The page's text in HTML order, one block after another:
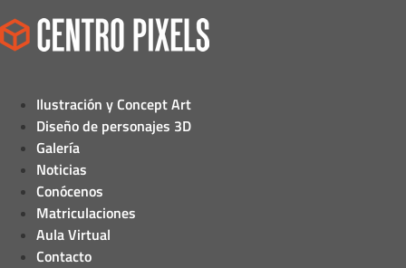
Ilustración y Concept Art
Diseño de personajes 3D
Galería
Noticias
Conócenos
Matriculaciones
Aula Virtual
Contacto